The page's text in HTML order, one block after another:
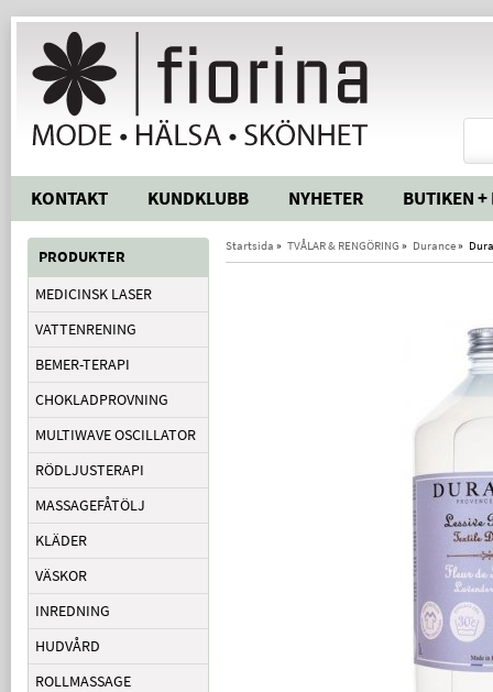
KONTAKT KUNDKLUBB NYHETER BUTIKEN +
PRODUKTER
MEDICINSK LASER
VATTENRENING
BEMER-TERAPI
CHOKLADPROVNING
MULTIWAVE OSCILLATOR
RÖDLJUSTERAPI
MASSAGEFÅTÖLJ
KLÄDER
VÄSKOR
INREDNING
HUDVÅRD
ROLLMASSAGE
Startsida » TVÅLAR & RENGÖRING » Durance»